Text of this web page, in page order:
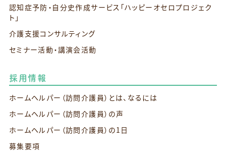
認知症予防・自分史作成サービス 「ハッピーオセロプロジェク
ト」
介護支援コンサルティング
セミナー活動・講演会活動
採用情報
ホームヘルパー（訪問介護員）とは、なるには
ホームヘルパー（訪問介護員）の声
ホームヘルパー（訪問介護員）の1日
募集要項